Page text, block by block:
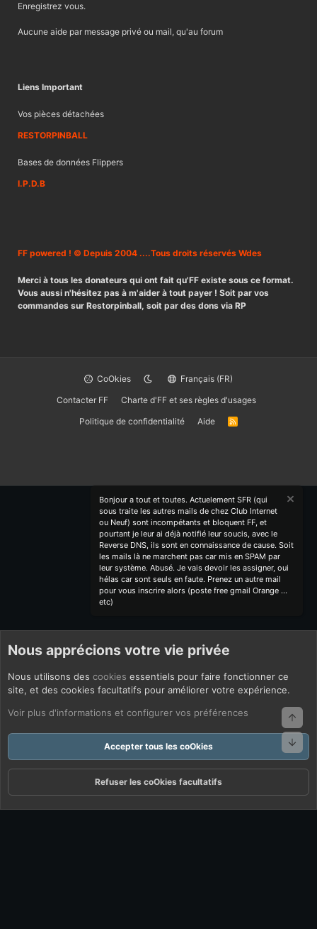
Enregistrez vous.
Aucune aide par message privé ou mail, qu'au forum
Liens Important
Vos pièces détachées
RESTORPINBALL
Bases de données Flippers
I.P.D.B
FF powered ! © Depuis 2004 ....Tous droits réservés Wdes
Merci à tous les donateurs qui ont fait qu'FF existe sous ce format.
Vous aussi n'hésitez pas à m'aider à tout payer ! Soit par vos
commandes sur Restorpinball, soit par des dons via RP
CoOkies
Français (FR)
Contacter FF
Charte d'FF et ses règles d'usages
Politique de confidentialité
Aide
R
Bonjour a tout et toutes. Actuelement SFR (qui
sous traite les autres mails de chez Club Internet
ou Neuf) sont incompétants et bloquent FF, et
pourtant je leur ai déjà notifié leur soucis, avec le
Reverse DNS, ils sont en connaissance de cause. Soit
les mails là ne marchent pas car mis en SPAM par
leur système. Abusé. Je vais devoir les assigner, oui
hélas car sont seuls en faute. Prenez un autre mail
pour vous inscrire alors (poste free gmail Orange ...
etc)
Nous apprécions votre vie privée
Nous utilisons des cookies essentiels pour faire fonctionner ce
site, et des cookies facultatifs pour améliorer votre expérience.
Voir plus d'informations et configurer vos préférences
Accepter tous les coOkies
Refuser les coOkies facultatifs